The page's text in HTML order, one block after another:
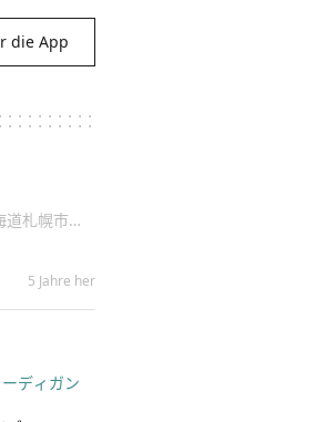
die App
日本、北海道札幌市厚別区
5 Jahre her
ディガン